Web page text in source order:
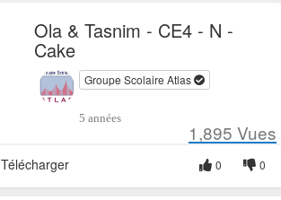
Ola & Tasnim - CE4 - N -
Cake
Groupe Scolaire Atlas
5 années
1,895 Vues
Télécharger 0
0